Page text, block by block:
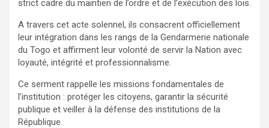
strict cadre du maintien de l’ordre et de l’exécution des lois.
A travers cet acte solennel, ils consacrent officiellement
leur intégration dans les rangs de la Gendarmerie nationale
du Togo et affirment leur volonté de servir la Nation avec
loyauté, intégrité et professionnalisme.
Ce serment rappelle les missions fondamentales de
l’institution : protéger les citoyens, garantir la sécurité
publique et veiller à la défense des institutions de la
République.